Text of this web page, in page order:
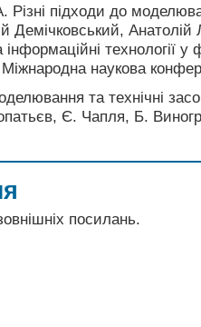
Різні підходи до
Демічковський,
технології у
Міжнародна наукова
та технічні
Є. Чапля, Б.
посилань.